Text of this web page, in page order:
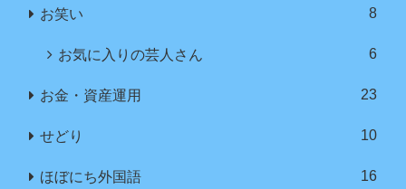
お笑い 8
お気に入りの芸人さん 6
お金・資産運用 23
せどり 10
ほぼにち外国語 16